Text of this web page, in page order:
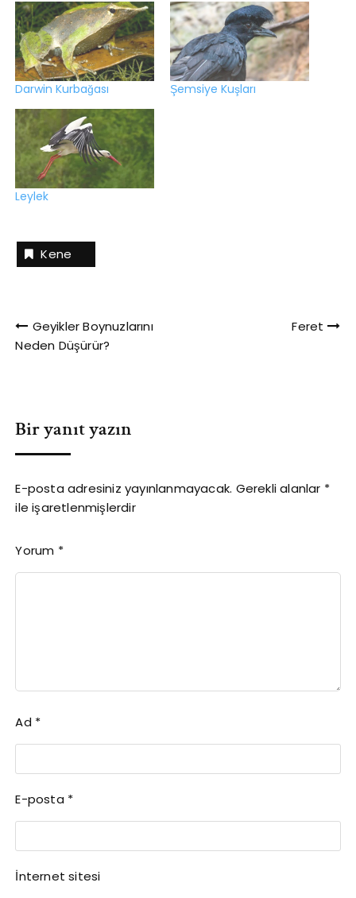
Darwin Kurbağası Şemsiye Kuşları
Leylek
Kene
Yazı
gezinmesi
Geyikler Boynuzlarını
Neden Düşürür?
Feret
Bir yanıt yazın
E-posta adresiniz yayınlanmayacak. Gerekli alanlar *
ile işaretlenmişlerdir
Yorum *
Ad *
E-posta *
İnternet sitesi